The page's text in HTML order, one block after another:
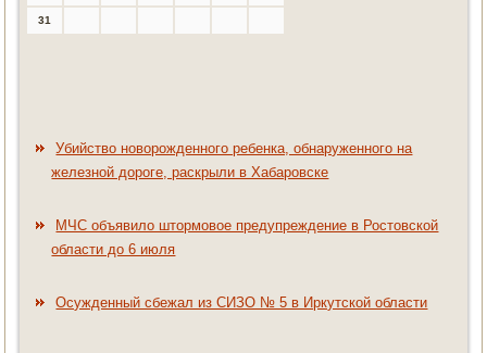
31
Убийство новорожденного ребенка, обнаруженного на
железной дороге, раскрыли в Хабаровске
МЧС объявило штормовое предупреждение в Ростовской
области до 6 июля
Осужденный сбежал из СИЗО № 5 в Иркутской области